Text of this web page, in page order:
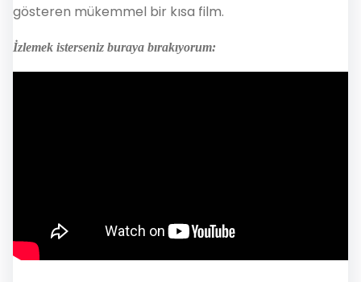
gösteren mükemmel bir kısa film.
İzlemek isterseniz buraya bırakıyorum: